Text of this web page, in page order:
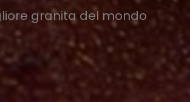
granita del mondo